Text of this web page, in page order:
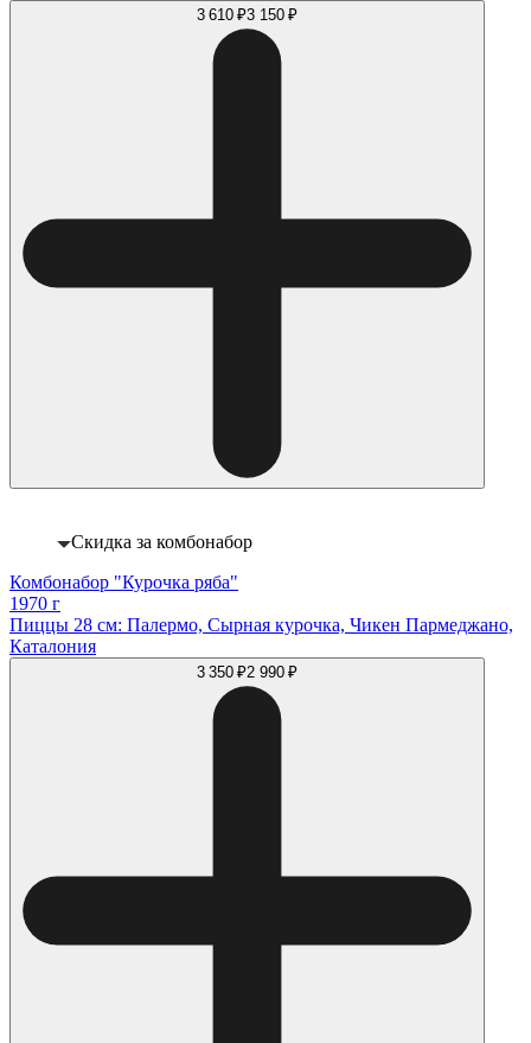
3 610 ₽3 150 ₽
Скидка за комбонабор
Комбонабор "Курочка ряба"
1970 г
Пиццы 28 см: Палермо, Сырная курочка, Чикен Пармеджано,
Каталония
3 350 ₽2 990 ₽